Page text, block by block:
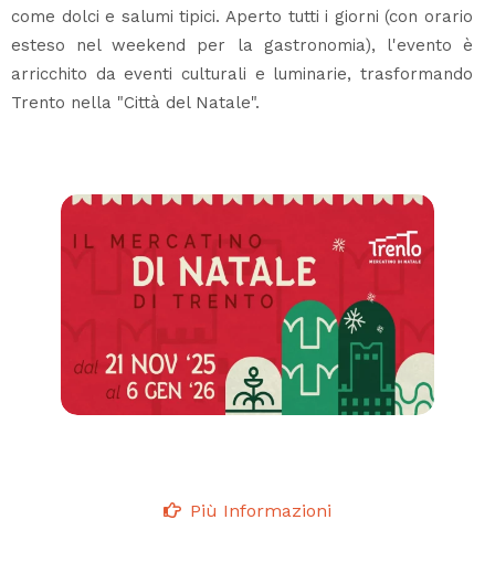
come dolci e salumi tipici. Aperto tutti i giorni (con orario
esteso nel weekend per la gastronomia), l'evento è
arricchito da eventi culturali e luminarie, trasformando
Trento nella "Città del Natale".
Più Informazioni